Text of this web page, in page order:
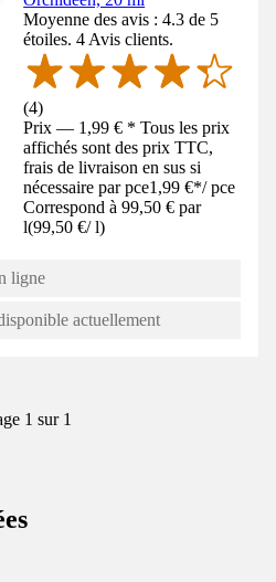
Moyenne des avis : 4.3 de 5
étoiles. 4 Avis clients.
(4)
Prix — 1,99 € * Tous les prix
affichés sont des prix TTC,
frais de livraison en sus si
nécessaire par pce1,99 €*/ pce
Correspond à 99,50 € par
l(99,50 €/ l)
ligne
actuellement
1 sur 1